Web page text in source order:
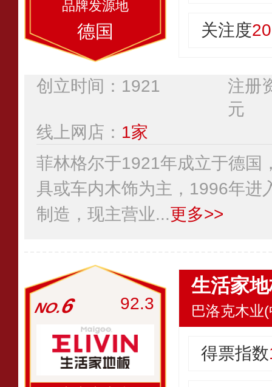
德国 关注度
创立时间：1921
注册
元
线上网店： 1家
菲林格尔于1921年成立于德国
具或车内木饰为主，1996年进
制造，现主营业...更多>>
6 92.3
生活家
巴洛克木业
得票指数